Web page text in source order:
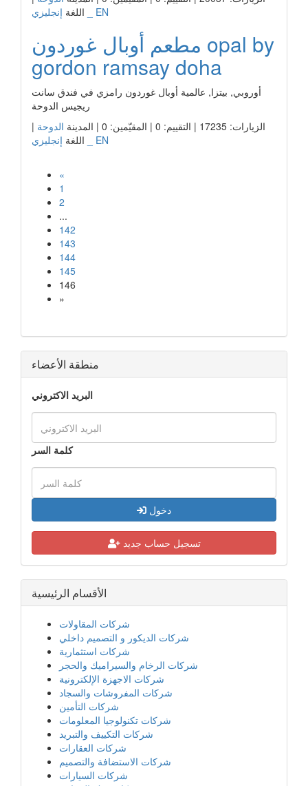
اللغة إنجليزي _ EN
مطعم أوبال غوردون opal by
gordon ramsay doha
أوروبي, بيتزا, عالمية أوبال غوردون رامزي في فندق سانت
ريجيس الدوحة
الزيارات: 17235 | التقييم: 0 | المقيّمين: 0 | المدينة
الدوحة |
اللغة إنجليزي _ EN
«
1
2
...
142
143
144
145
146
»
منطقة الأعضاء
البريد الاكتروني
كلمة السر
دخول
تسجيل حساب جديد
الأقسام الرئيسية
شركات المقاولات
شركات الديكور و التصميم داخلي
شركات استثمارية
شركات الرخام والسيراميك والحجر
شركات الاجهزة الإلكترونية
شركات المفروشات والسجاد
شركات التأمين
شركات تكنولوجيا المعلومات
شركات التكييف والتبريد
شركات العقارات
شركات الاستضافة والتصميم
شركات السيارات